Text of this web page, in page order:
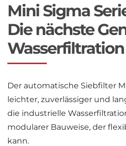
Mini Sigma
Die nächste
Wasserfiltration
Der automatische Siebfilter
leichter, zuverlässiger und
die industrielle
modularer Bauweise, der
kann.